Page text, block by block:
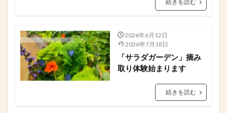
続きを読む
2026年6月12日
2026年7月18日
「サラダガーデン」摘み
取り体験始まります
続きを読む